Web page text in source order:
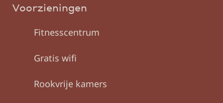
Voorzieningen
Fitness­centrum
Gratis wifi
Rookvrije kamers